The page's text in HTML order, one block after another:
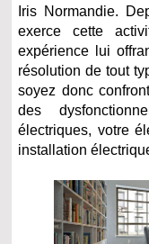
Iris Normandie.
exerce cette
expérience lui
résolution de tout
soyez donc
des
électriques, votre
installation